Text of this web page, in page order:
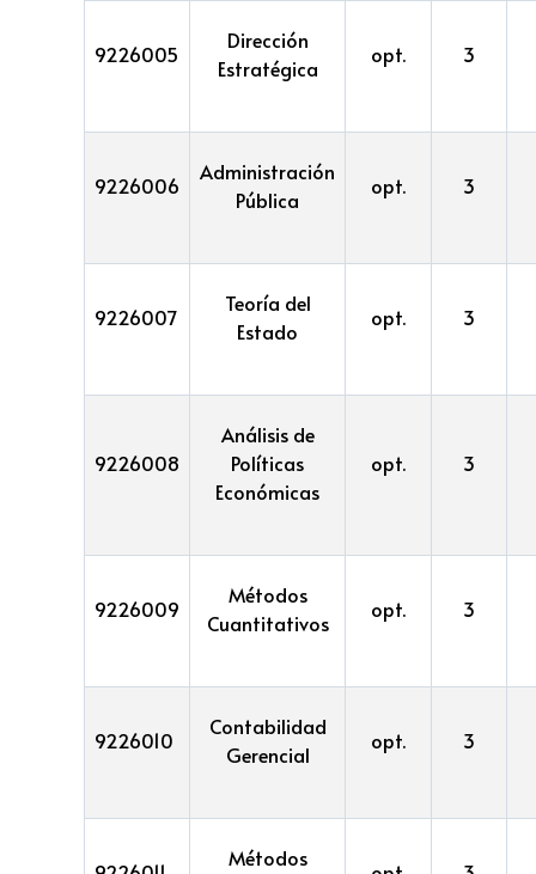
9226005
Dirección
Estratégica
opt. 3
9226006
Administración
Pública
opt. 3
9226007
Teoría del
Estado
opt. 3
9226008
Análisis de
Políticas
Económicas
opt. 3
9226009
Métodos
Cuantitativos
opt. 3
9226010
Contabilidad
Gerencial
opt. 3
Métodos